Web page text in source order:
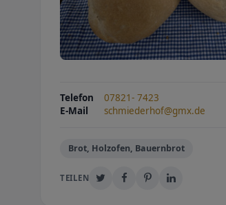
Telefon
07821- 7423
E-Mail
schmiederhof@gmx.de
Brot, Holzofen, Bauernbrot
TEILEN